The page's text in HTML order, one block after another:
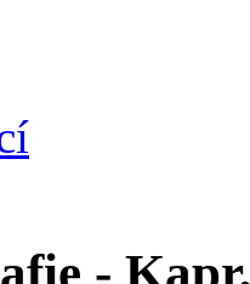
-